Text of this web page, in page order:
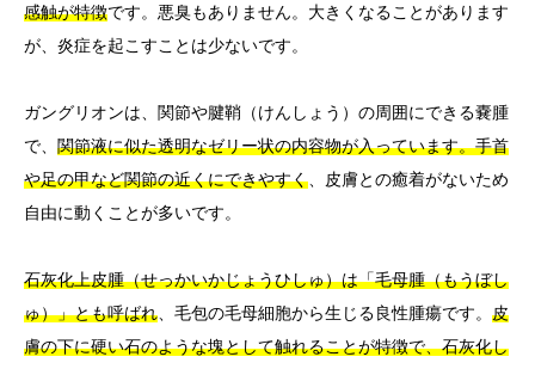
感触が特徴です。悪臭もありません。大きくなることがあります
が、炎症を起こすことは少ないです。
ガングリオンは、関節や腱鞘（けんしょう）の周囲にできる嚢腫
で、 関節液に似た透明なゼリー状の内容物が入っています。手首
や足の甲など関節の近くにできやすく 、皮膚との癒着がないため
自由に動くことが多いです。
石灰化上皮腫（せっかいかじょうひしゅ）は「毛母腫（もうぼし
ゅ）」とも呼ばれ 、毛包の毛母細胞から生じる良性腫瘍です。 皮
膚の下に硬い石のような塊として触れることが特徴で、石灰化し